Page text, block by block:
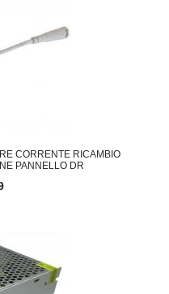
CORRENTE RICAMBIO
PANNELLO DR